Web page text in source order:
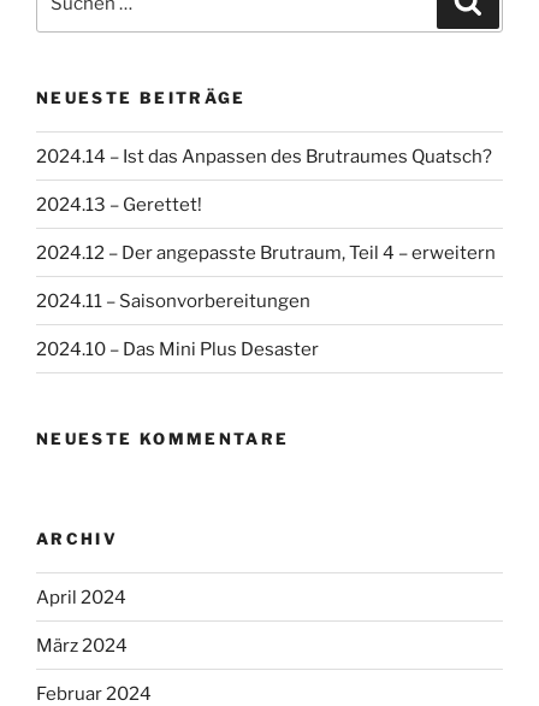
Imkerei
Unger“
nach:
NEUESTE BEITRÄGE
2024.14 – Ist das Anpassen des Brutraumes Quatsch?
2024.13 – Gerettet!
2024.12 – Der angepasste Brutraum, Teil 4 – erweitern
2024.11 – Saisonvorbereitungen
2024.10 – Das Mini Plus Desaster
NEUESTE KOMMENTARE
ARCHIV
April 2024
März 2024
Februar 2024